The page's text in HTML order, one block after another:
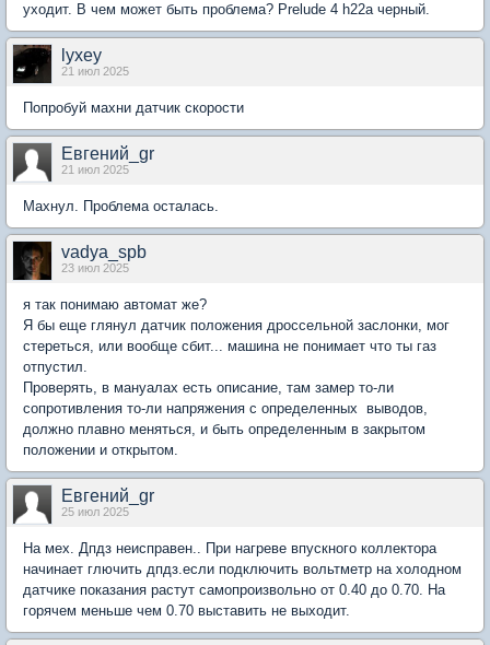
уходит. В чем может быть проблема? Prelude 4 h22a черный.
lyxey
21 июл 2025
Попробуй махни датчик скорости
Евгений_gr
21 июл 2025
Махнул. Проблема осталась.
vadya_spb
23 июл 2025
я так понимаю автомат же?
Я бы еще глянул датчик положения дроссельной заслонки, мог
стереться, или вообще сбит... машина не понимает что ты газ
отпустил.
Проверять, в мануалах есть описание, там замер то-ли
сопротивления то-ли напряжения с определенных выводов,
должно плавно меняться, и быть определенным в закрытом
положении и открытом.
Евгений_gr
25 июл 2025
На мех. Дпдз неисправен.. При нагреве впускного коллектора
начинает глючить дпдз.если подключить вольтметр на холодном
датчике показания растут самопроизвольно от 0.40 до 0.70. На
горячем меньше чем 0.70 выставить не выходит.